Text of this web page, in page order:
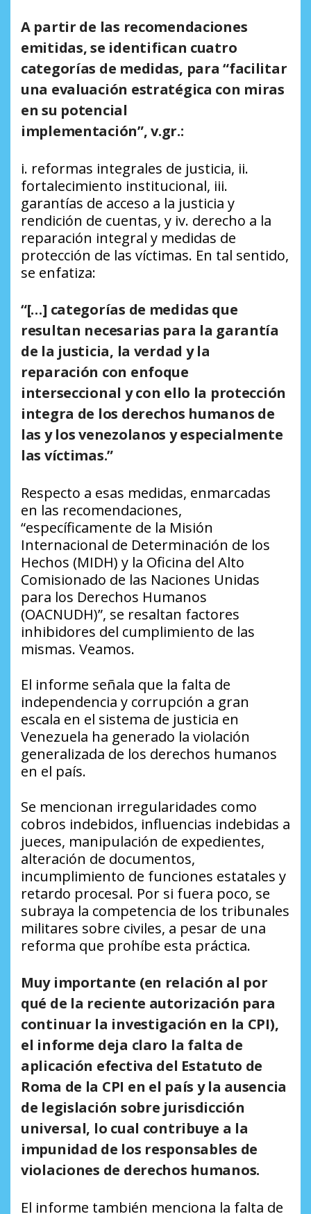
A partir de las recomendaciones
emitidas, se identifican cuatro
categorías de medidas, para “facilitar
una evaluación estratégica con miras
en su potencial
implementación”, v.gr.:
i. reformas integrales de justicia, ii.
fortalecimiento institucional, iii.
garantías de acceso a la justicia y
rendición de cuentas, y iv. derecho a la
reparación integral y medidas de
protección de las víctimas. En tal sentido,
se enfatiza:
“[…] categorías de medidas que
resultan necesarias para la garantía
de la justicia, la verdad y la
reparación con enfoque
interseccional y con ello la protección
integra de los derechos humanos de
las y los venezolanos y especialmente
las víctimas.”
Respecto a esas medidas, enmarcadas
en las recomendaciones,
“específicamente de la Misión
Internacional de Determinación de los
Hechos (MIDH) y la Oficina del Alto
Comisionado de las Naciones Unidas
para los Derechos Humanos
(OACNUDH)”, se resaltan factores
inhibidores del cumplimiento de las
mismas. Veamos.
El informe señala que la falta de
independencia y corrupción a gran
escala en el sistema de justicia en
Venezuela ha generado la violación
generalizada de los derechos humanos
en el país.
Se mencionan irregularidades como
cobros indebidos, influencias indebidas a
jueces, manipulación de expedientes,
alteración de documentos,
incumplimiento de funciones estatales y
retardo procesal. Por si fuera poco, se
subraya la competencia de los tribunales
militares sobre civiles, a pesar de una
reforma que prohíbe esta práctica.
Muy importante (en relación al por
qué de la reciente autorización para
continuar la investigación en la CPI),
el informe deja claro la falta de
aplicación efectiva del Estatuto de
Roma de la CPI en el país y la ausencia
de legislación sobre jurisdicción
universal, lo cual contribuye a la
impunidad de los responsables de
violaciones de derechos humanos.
El informe también menciona la falta de